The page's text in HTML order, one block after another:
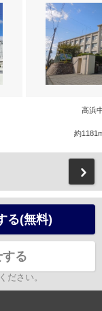
高浜
約
る(無料)
る
ださい。